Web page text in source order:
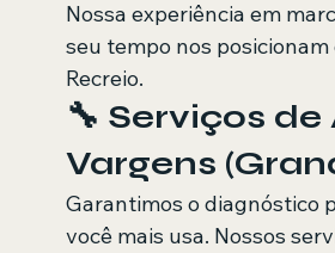
​Nossa experiência em
seu tempo nos
Recreio.
​🔧 Serviços
Vargens
​Garantimos o diagnóstico
você mais usa. Nossos